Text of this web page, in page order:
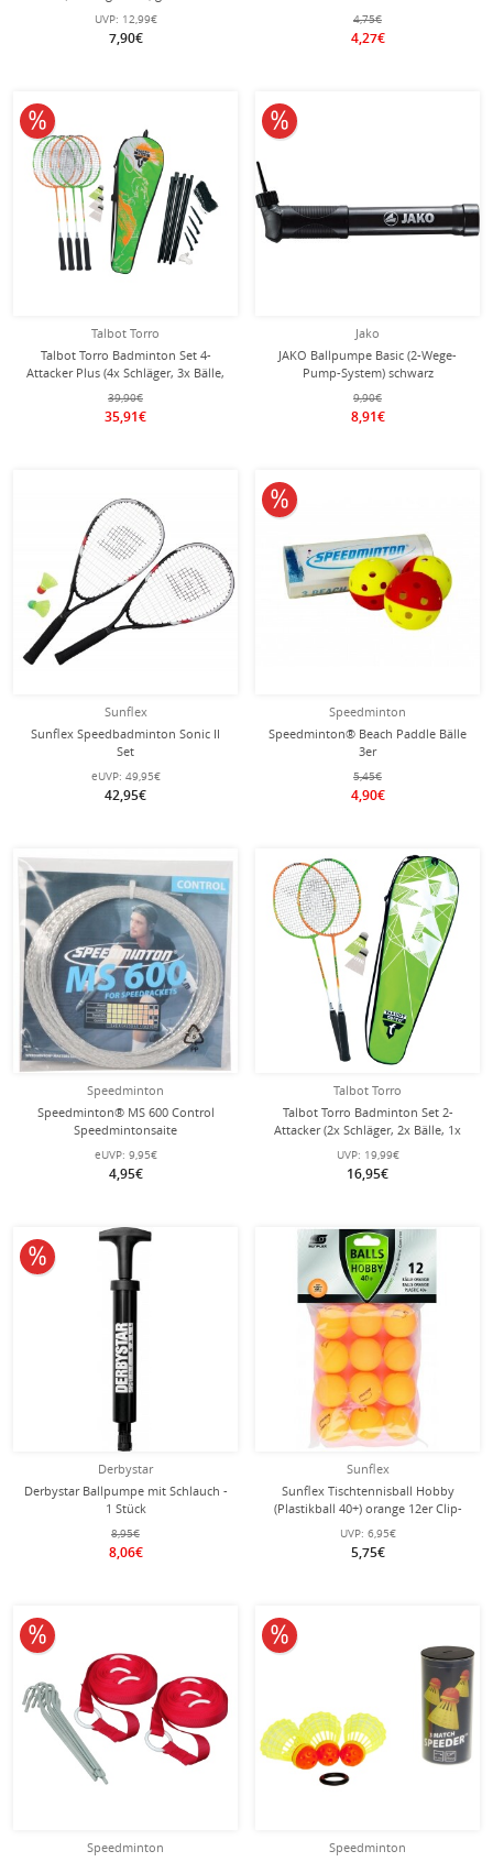
Stück
UVP: 12,99€
7,90€
4,75€
4,27€
Talbot Torro
Talbot Torro Badminton Set 4-
Attacker Plus (4x Schläger, 3x Bälle,
1x Netz, 1x Tasche) - 1 Set
39,90€
35,91€
10% reduziert
Jako
JAKO Ballpumpe Basic (2-Wege-
Pump-System) schwarz
9,90€
8,91€
10% reduziert
Sunflex
Sunflex Speedbadminton Sonic II
Set
eUVP: 49,95€
42,95€
Speedminton
Speedminton® Beach Paddle Bälle
3er
5,45€
4,90€
10% reduziert
Speedminton
Speedminton® MS 600 Control
Speedmintonsaite
eUVP: 9,95€
4,95€
Talbot Torro
Talbot Torro Badminton Set 2-
Attacker (2x Schläger, 2x Bälle, 1x
Hülle)
UVP: 19,99€
16,95€
Derbystar
Derbystar Ballpumpe mit Schlauch -
1 Stück
8,95€
8,06€
10% reduziert
Sunflex
Sunflex Tischtennisball Hobby
(Plastikball 40+) orange 12er Clip-
Beutel
UVP: 6,95€
5,75€
Speedminton
10% reduziert
Speedminton
10% reduziert